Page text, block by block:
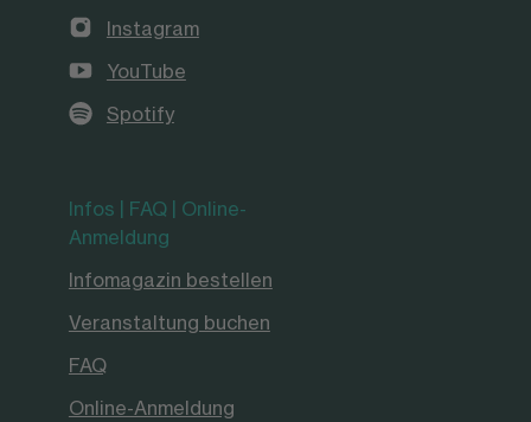
Instagram
YouTube
Spotify
Infos | FAQ | Online-
Anmeldung
Infomagazin bestellen
Veranstaltung buchen
FAQ
Online-Anmeldung